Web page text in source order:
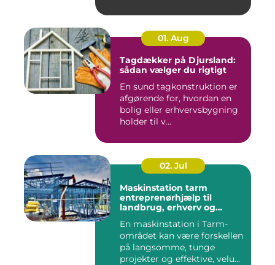
01. Aug
Tagdækker på Djursland:
sådan vælger du rigtigt
En sund tagkonstruktion er
afgørende for, hvordan en
bolig eller erhvervsbygning
holder til v...
02. Jul
Maskinstation tarm
entreprenørhjælp til
landbrug, erhverv og
En maskinstation i Tarm-
området kan være forskellen
på langsomme, tunge
projekter og effektive, velu...